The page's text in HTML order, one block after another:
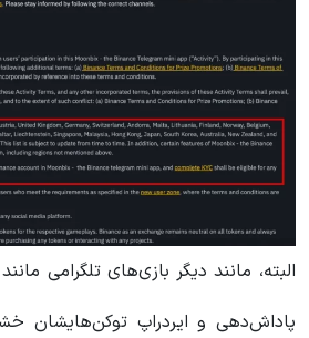
البته، مانند دیگر بازی‌های تلگرامی
پاداش‌دهی و ایردراپ توکن‌هایشان